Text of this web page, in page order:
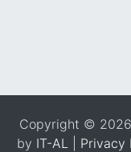
Copyright © 2026
by IT-AL Privacy